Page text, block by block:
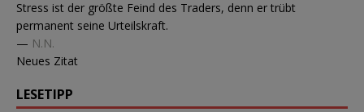
Stress ist der größte Feind des Traders, denn er trübt
permanent seine Urteilskraft.
— N.N.
Neues Zitat
LESETIPP